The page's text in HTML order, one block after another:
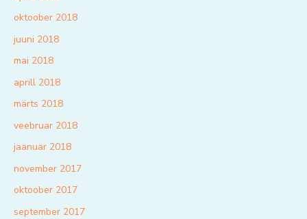
oktoober 2018
juuni 2018
mai 2018
aprill 2018
märts 2018
veebruar 2018
jaanuar 2018
november 2017
oktoober 2017
september 2017